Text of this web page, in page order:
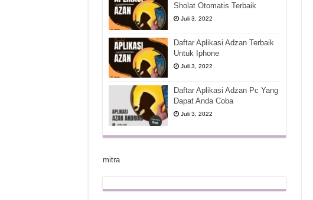
Sholat Otomatis Terbaik
Juli 3, 2022
Daftar Aplikasi Adzan Terbaik
Untuk Iphone
Juli 3, 2022
Daftar Aplikasi Adzan Pc Yang
Dapat Anda Coba
Juli 3, 2022
mitra